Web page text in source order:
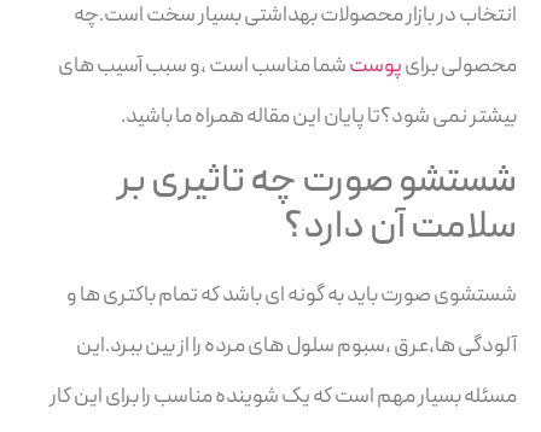
انتخاب در بازار محصولات بهداشتی بسیار سخت است.چه
محصولی برایپوستشما مناسب است ،و سبب آسیب های
بیشتر نمی شود؟تا پایان این مقاله همراه ما باشید.
شستشو صورت چه تاثیری بر
سلامت آن دارد؟
شستشوی صورت باید به گونه ای باشد که تمام باکتری ها و
آلودگی ها،عرق ،سبوم سلول های مرده را از بین ببرد.این
مسئله بسیار مهم است که یک شوینده مناسب را برای این کار